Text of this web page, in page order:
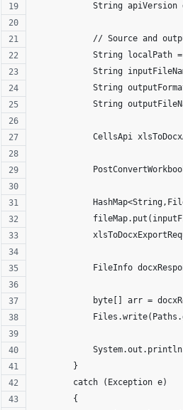
String apiVersion
// Source and
String localPath
String
String
String
CellsApi
FileInfo
byte[] arr =
        }
        catch (Exception e)
        {